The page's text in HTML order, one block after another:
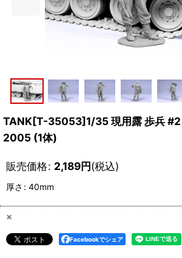
TANK[T-35053]1/35 現用露 歩兵 #2
2005 (1体)
販売価格: 2,189円(税込)
厚さ : 40mm
×
Facebookでシェア